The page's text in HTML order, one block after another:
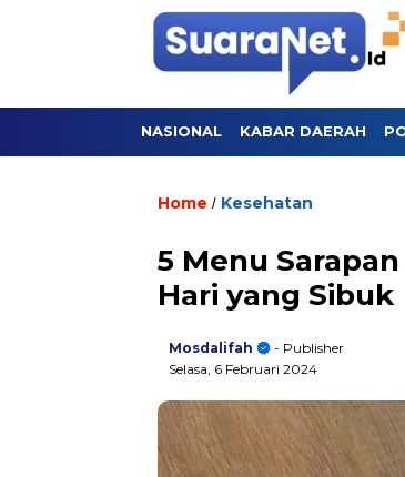
NASIONAL KABAR DAERAH
Home / Kesehatan
5 Menu
Hari yang Sibuk
Mosdalifah
- Publisher
Selasa, 6 Februari 2024